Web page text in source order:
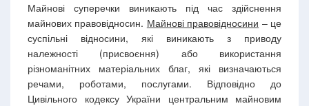
Майнові суперечки виникають під час здійснення
майнових правовідносин. Майнові правовідносини – це
суспільні відносини, які виникають з приводу
належності (присвоєння) або використання
різноманітних матеріальних благ, які визначаються
речами, роботами, послугами. Відповідно до
Цивільного кодексу України центральним майновим